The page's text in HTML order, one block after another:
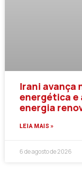
Irani avança
energética e
energia
LEIA MAIS »
6 de agosto de 2026